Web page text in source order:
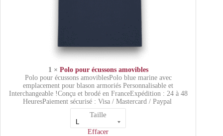
1 × Polo pour écussons amovibles
Polo pour écussons amoviblesPolo blue marine avec
emplacement pour blason armoriés Personnalisable et
Interchangeable !Conçu et brodé en FranceExpédition : 24 à 48
HeuresPaiement sécurisé : Visa / Mastercard / Paypal
Taille
Effacer